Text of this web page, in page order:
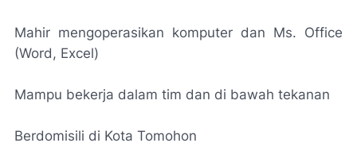
Mahir mengoperasikan komputer dan Ms. Office
(Word, Excel)
Mampu bekerja dalam tim dan di bawah tekanan
Berdomisili di Kota Tomohon